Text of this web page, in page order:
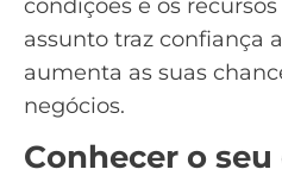
condições e os
assunto traz confiança
aumenta as suas
negócios.
Conhecer o